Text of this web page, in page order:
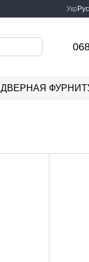
Укр Рус
ДВЕРНАЯ